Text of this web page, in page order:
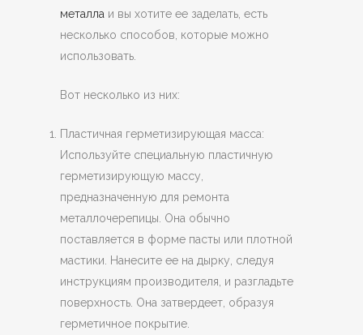
металла и вы хотите ее заделать, есть
несколько способов, которые можно
использовать.
Вот несколько из них:
Пластичная герметизирующая масса:
Используйте специальную пластичную
герметизирующую массу,
предназначенную для ремонта
металлочерепицы. Она обычно
поставляется в форме пасты или плотной
мастики. Нанесите ее на дырку, следуя
инструкциям производителя, и разгладьте
поверхность. Она затвердеет, образуя
герметичное покрытие.